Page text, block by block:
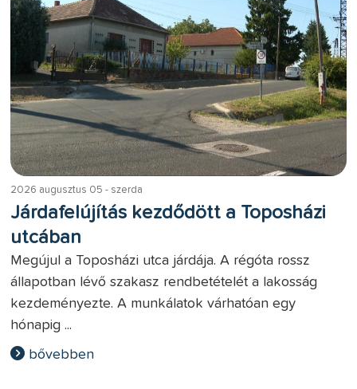
2026 augusztus 05 - szerda
Járdafelújítás kezdődött a Toposházi
utcában
Megújul a Toposházi utca járdája. A régóta rossz
állapotban lévő szakasz rendbetételét a lakosság
kezdeményezte. A munkálatok várhatóan egy
hónapig ...
bővebben